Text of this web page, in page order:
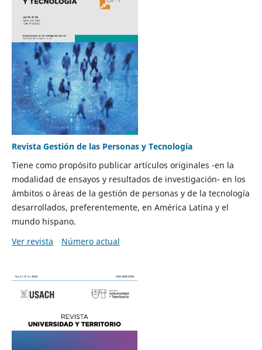
Revista Gestión de las Personas y Tecnología
Tiene como propósito publicar artículos originales -en la
modalidad de ensayos y resultados de investigación- en los
ámbitos o áreas de la gestión de personas y de la tecnología
desarrollados, preferentemente, en América Latina y el
mundo hispano.
Ver revista
Número actual